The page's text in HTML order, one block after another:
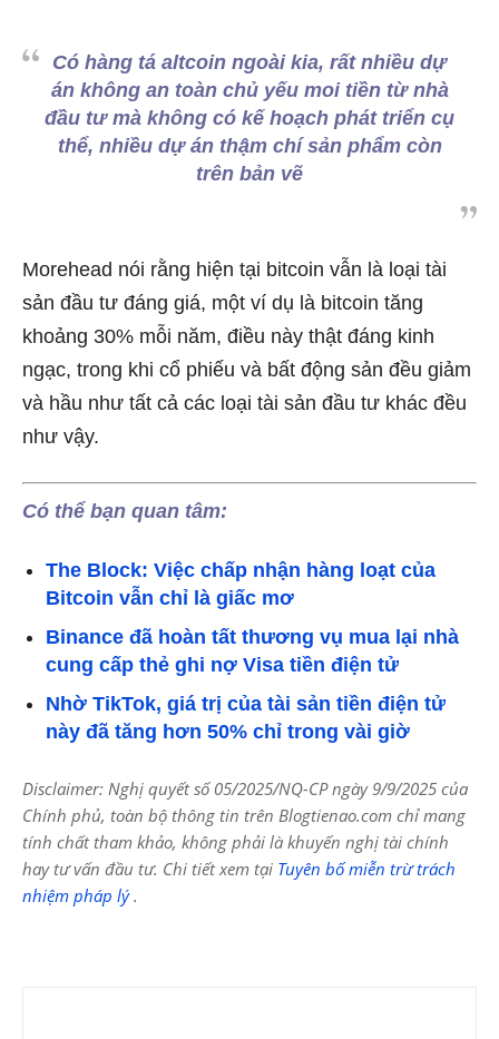
Có hàng tá altcoin ngoài kia, rất nhiều dự
án không an toàn chủ yếu moi tiền từ nhà
đầu tư mà không có kế hoạch phát triển cụ
thể, nhiều dự án thậm chí sản phẩm còn
trên bản vẽ
Morehead nói rằng hiện tại bitcoin vẫn là loại tài
sản đầu tư đáng giá, một ví dụ là bitcoin tăng
khoảng 30% mỗi năm, điều này thật đáng kinh
ngạc, trong khi cổ phiếu và bất động sản đều giảm
và hầu như tất cả các loại tài sản đầu tư khác đều
như vậy.
Có thể bạn quan tâm:
The Block: Việc chấp nhận hàng loạt của
Bitcoin vẫn chỉ là giấc mơ
Binance đã hoàn tất thương vụ mua lại nhà
cung cấp thẻ ghi nợ Visa tiền điện tử
Nhờ TikTok, giá trị của tài sản tiền điện tử
này đã tăng hơn 50% chỉ trong vài giờ
Disclaimer: Nghị quyết số 05/2025/NQ-CP ngày 9/9/2025 của
Chính phủ, toàn bộ thông tin trên Blogtienao.com chỉ mang
tính chất tham khảo, không phải là khuyến nghị tài chính
hay tư vấn đầu tư. Chi tiết xem tại Tuyên bố miễn trừ trách
nhiệm pháp lý.